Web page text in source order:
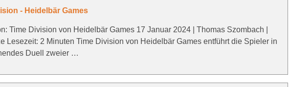
- Heidelbär Games
Time Division von Heidelbär Games 17 Januar 2024 | Thomas Szombach |
Lesezeit: 2 Minuten Time Division von Heidelbär Games entführt die Spieler in
Duell zweier …